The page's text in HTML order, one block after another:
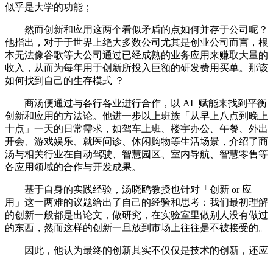
似乎是大学的功能；
然而创新和应用这两个看似矛盾的点如何并存于公司呢？
他指出，对于于世界上绝大多数公司尤其是创业公司而言，根
本无法像谷歌等大公司通过已经成熟的业务应用来赚取大量的
收入，从而为每年用于创新所投入巨额的研发费用买单。那该
如何找到自己的生存模式 ？
商汤便通过与各行各业进行合作，以 AI+赋能来找到平衡
创新和应用的方法论。他进一步以上班族「从早上八点到晚上
十点」一天的日常需求，如驾车上班、楼宇办公、午餐、外出
开会、游戏娱乐、就医问诊、休闲购物等生活场景，介绍了商
汤与相关行业在自动驾驶、智慧园区、室内导航、智慧零售等
各应用领域的合作与开发成果。
基于自身的实践经验，汤晓鸥教授也针对「创新 or 应
用」这一两难的议题给出了自己的经验和思考：我们最初理解
的创新一般都是出论文，做研究，在实验室里做别人没有做过
的东西，然而这样的创新一旦放到市场上往往是不被接受的。
因此，他认为最终的创新其实不仅仅是技术的创新，还应